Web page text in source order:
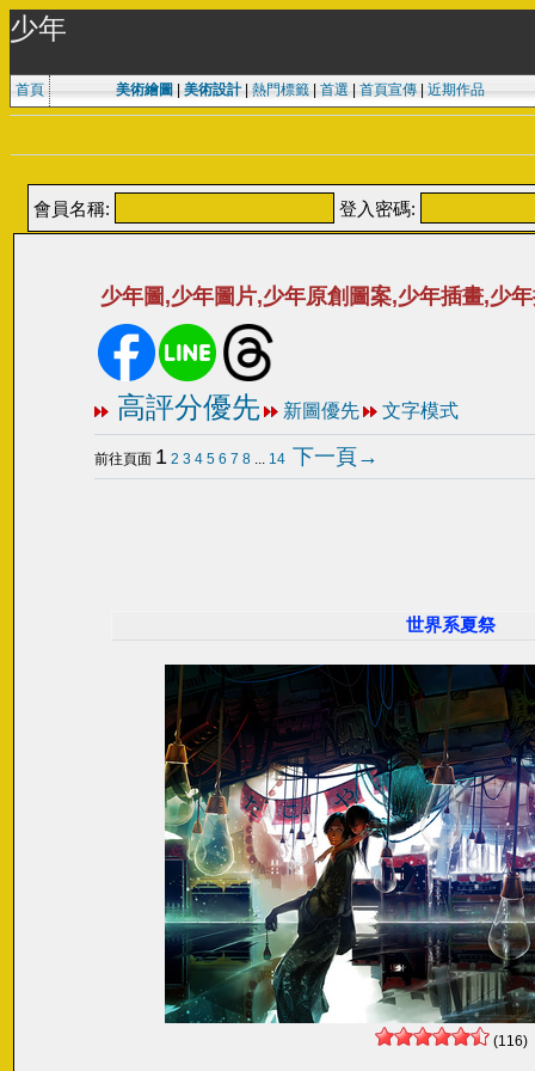
少年
首頁 美術繪圖 美術設計| 熱門標籤| 首選 首頁宣傳| 近期作品
會員名稱: 登入密碼:
少年圖,少年圖片,少年原創圖案,少年插畫,少
高評分優先 新圖優先 文字模式
前往頁面 1 2 3 4 5 6 7 8... 14 下一頁→
世界系夏祭
(116)